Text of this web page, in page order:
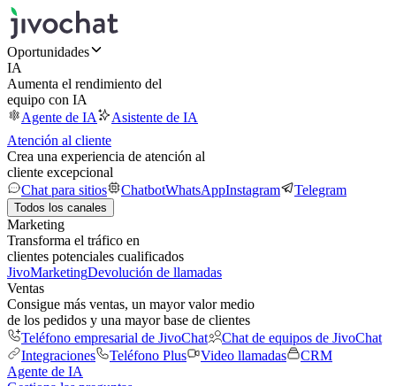
Oportunidades
IA
Aumenta el rendimiento del
equipo con IA
Agente de IA
Asistente de IA
Atención al cliente
Crea una experiencia de atención al
cliente excepcional
Chat para sitios
ChatbotWhatsAppInstagram Telegram
Todos los canales
Marketing
Transforma el tráfico en
clientes potenciales cualificados
JivoMarketingDevolución de llamadas
Ventas
Consigue más ventas, un mayor valor medio
de los pedidos y una mayor base de clientes
Teléfono empresarial de JivoChat
Chat de equipos de JivoChat
Integraciones
Teléfono Plus Video llamadas
CRM
Agente de IA